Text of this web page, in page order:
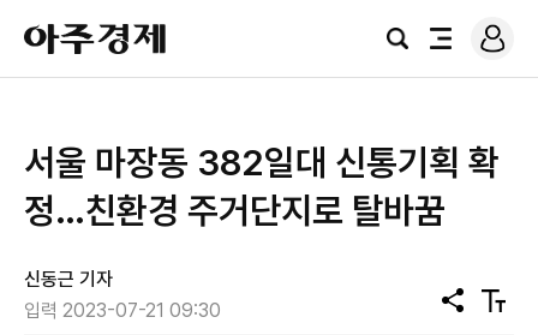
아
주
경
검
전
로
그
​서울 마장동 382일대 신통기획 확
정…친환경 주거단지로 탈바꿈
신동근 기자
입력 2023-07-21 09:30
공
유
텍
스